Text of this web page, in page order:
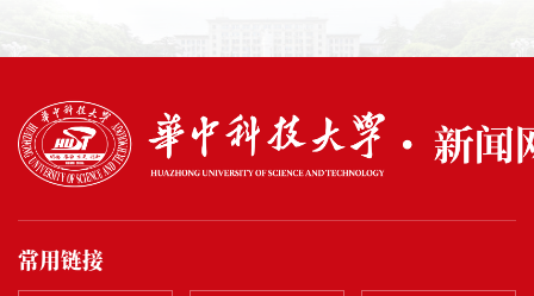
常用链接